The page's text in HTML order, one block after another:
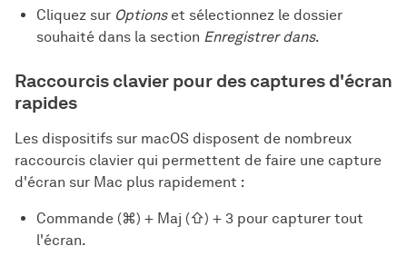
Cliquez sur Optionset sélectionnez le dossier
souhaité dans la section Enregistrer dans.
Raccourcis clavier pour des captures d'écran
rapides
Les dispositifs sur macOS disposent de nombreux
raccourcis clavier qui permettent de faire une capture
d'écran sur Mac plus rapidement :
Commande (⌘) + Maj (⇧) + 3 pour capturer tout
l'écran.